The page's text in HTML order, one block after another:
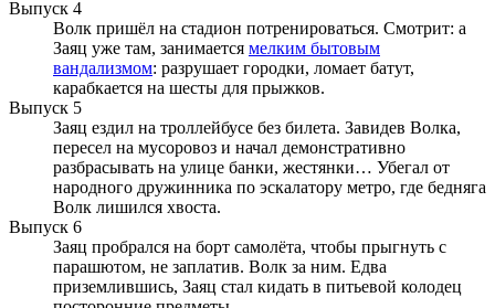
Выпуск 4
Волк пришёл на стадион потренироваться. Смотрит: а
Заяц уже там, занимается мелким бытовым
вандализмом: разрушает городки, ломает батут,
карабкается на шесты для прыжков.
Выпуск 5
Заяц ездил на троллейбусе без билета. Завидев Волка,
пересел на мусоровоз и начал демонстративно
разбрасывать на улице банки, жестянки… Убегал от
народного дружинника по эскалатору метро, где бедняга
Волк лишился хвоста.
Выпуск 6
Заяц пробрался на борт самолёта, чтобы прыгнуть с
парашютом, не заплатив. Волк за ним. Едва
приземлившись, Заяц стал кидать в питьевой колодец